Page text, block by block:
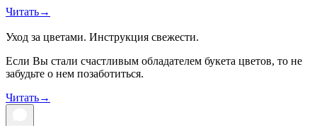
Читать→
Уход за цветами. Инструкция свежести.
Если Вы стали счастливым обладателем букета цветов, то не
забудьте о нем позаботиться.
Читать→